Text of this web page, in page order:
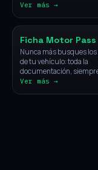
Ver más →
Ficha Motor Pass
Nunca más busques los
de tu vehículo: toda la
documentación,
disponible con un solo
Ver más →